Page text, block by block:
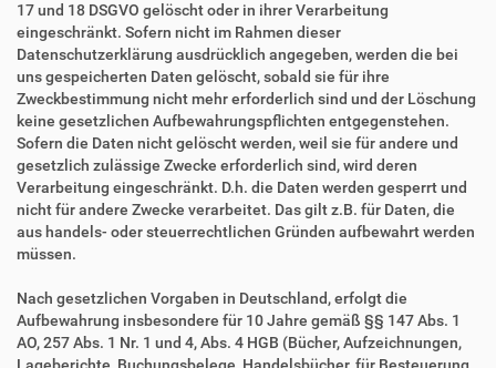
17 und 18 DSGVO gelöscht oder in ihrer Verarbeitung
eingeschränkt. Sofern nicht im Rahmen dieser
Datenschutzerklärung ausdrücklich angegeben, werden die bei
uns gespeicherten Daten gelöscht, sobald sie für ihre
Zweckbestimmung nicht mehr erforderlich sind und der Löschung
keine gesetzlichen Aufbewahrungspflichten entgegenstehen.
Sofern die Daten nicht gelöscht werden, weil sie für andere und
gesetzlich zulässige Zwecke erforderlich sind, wird deren
Verarbeitung eingeschränkt. D.h. die Daten werden gesperrt und
nicht für andere Zwecke verarbeitet. Das gilt z.B. für Daten, die
aus handels- oder steuerrechtlichen Gründen aufbewahrt werden
müssen.
Nach gesetzlichen Vorgaben in Deutschland, erfolgt die
Aufbewahrung insbesondere für 10 Jahre gemäß §§ 147 Abs. 1
AO, 257 Abs. 1 Nr. 1 und 4, Abs. 4 HGB (Bücher, Aufzeichnungen,